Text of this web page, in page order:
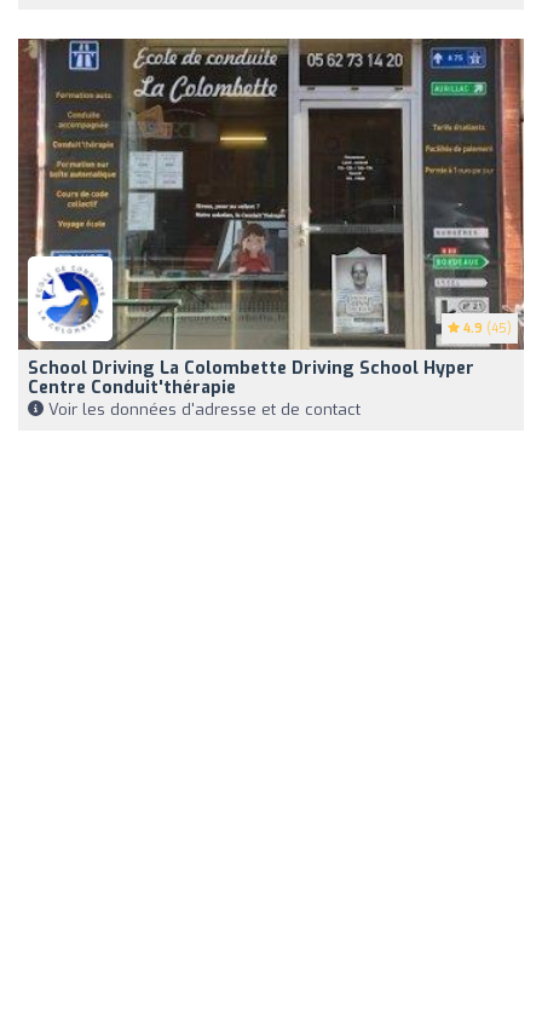
4.9 (45)
School Driving La Colombette Driving School Hyper
Centre Conduit'thérapie
Voir les données d'adresse et de contact